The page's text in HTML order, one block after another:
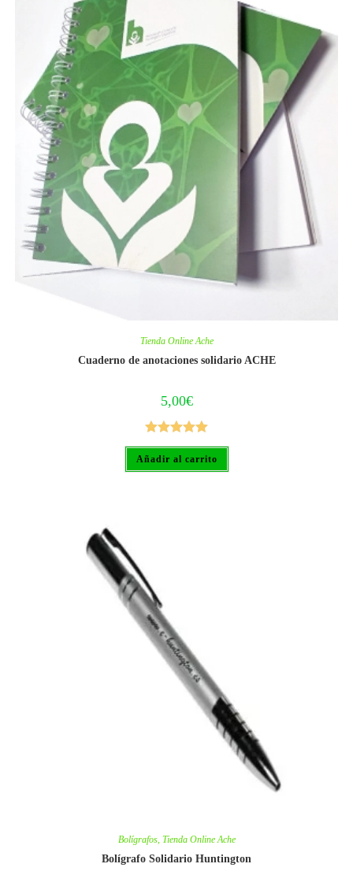
Tienda Online Ache
Cuaderno de anotaciones solidario ACHE
5,00€
Valorado
con5.00de
Añadir al carrito
Bolígrafos, Tienda Online Ache
Bolígrafo Solidario Huntington